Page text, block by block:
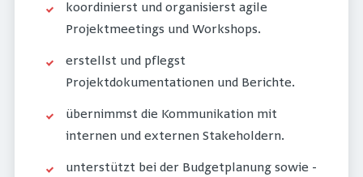
koordinierst und organisierst agile
Projektmeetings und Workshops.
erstellst und pflegst
Projektdokumentationen und Berichte.
übernimmst die Kommunikation mit
internen und externen Stakeholdern.
unterstützt bei der Budgetplanung sowie -